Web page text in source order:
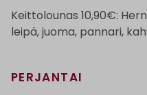
Keittolounas 10,90€:
leipä, juoma, pannari,
PERJANTAI